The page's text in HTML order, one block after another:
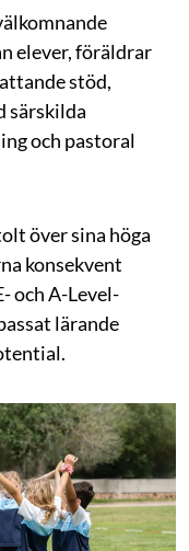
elever, föräldrar
stöd,
särskilda
och pastoral
över sina höga
konsekvent
och A-Level-
lärande